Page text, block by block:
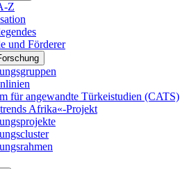
Z
und Förderer
für angewandte Türkeistudien (CATS)
Afrika«-Projekt